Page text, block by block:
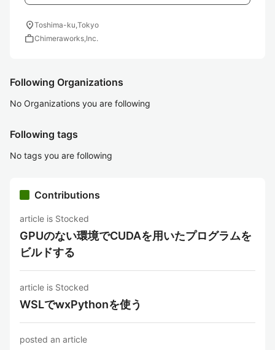
location_onToshima-ku,Tokyo
workChimeraworks,Inc.
Following Organizations
No Organizations you are following
Following tags
No tags you are following
Contributions
article is Stocked
GPUのない環境でCUDAを用いたプログラムを
ビルドする
article is Stocked
WSLでwxPythonを使う
posted an article